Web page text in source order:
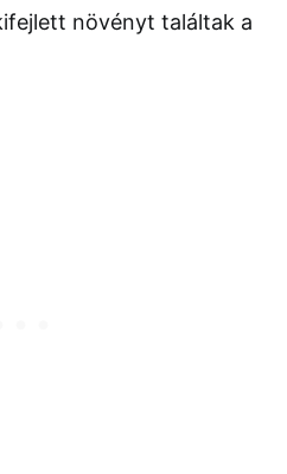
növényt találtak a